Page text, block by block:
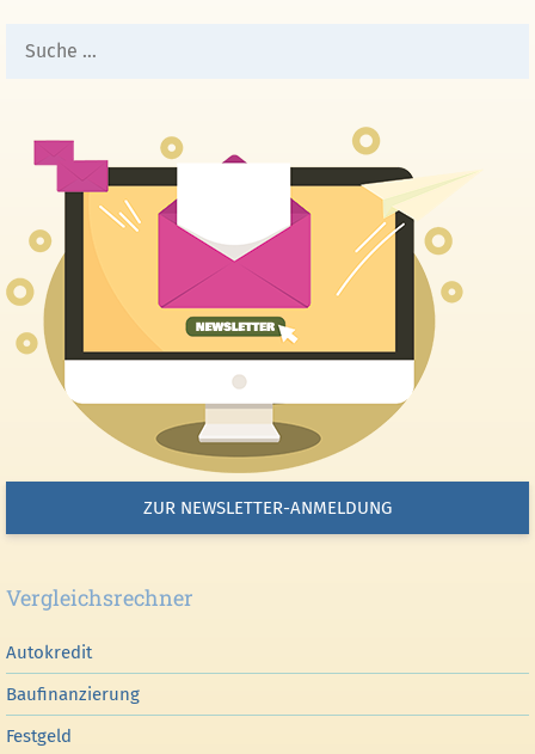
ZUR NEWSLETTER-ANMELDUNG
Vergleichsrechner
Autokredit
Baufinanzierung
Festgeld